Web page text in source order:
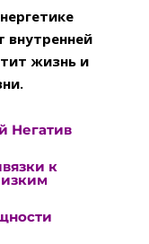
внутренней
жизнь и
Негатив
к